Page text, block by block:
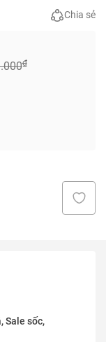
Chia sẻ
₫
Sale sốc,